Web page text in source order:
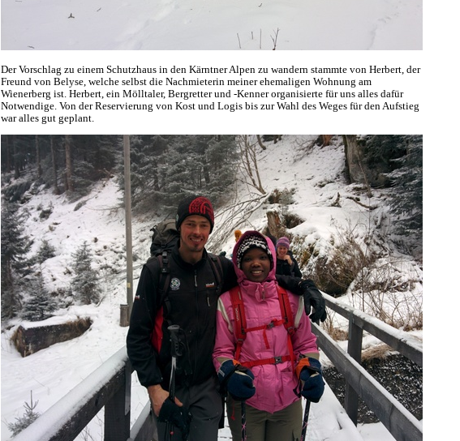
Der Vorschlag zu einem Schutzhaus in den Kärntner Alpen zu wandern stammte von Herbert, der
Freund von Belyse, welche selbst die Nachmieterin meiner ehemaligen Wohnung am
Wienerberg ist. Herbert, ein Mölltaler, Bergretter und -Kenner organisierte für uns alles dafür
Notwendige. Von der Reservierung von Kost und Logis bis zur Wahl des Weges für den Aufstieg
war alles gut geplant.